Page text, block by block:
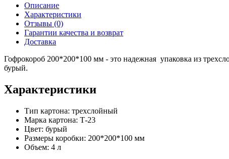
Описание
Характеристики
Отзывы (0)
Гарантии качества и возврат
Доставка
Гофрокороб 200*200*100 мм - это надежная упаковка из
бурый.
Характеристики
Тип картона: трехслойный
Марка картона: Т-23
Цвет: бурый
Размеры коробки: 200*200*100 мм
Объем: 4 л